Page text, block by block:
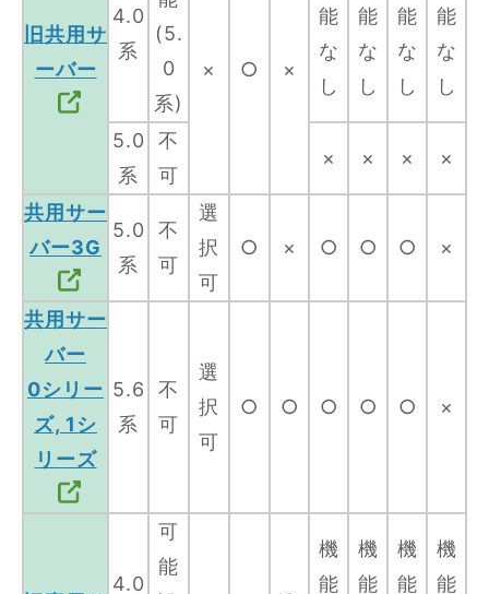
旧共用サ
ーバー
4.0
系
(5.
0
系)
× ○ ×
能
な
し
能
な
し
能
な
し
能
な
し
5.0
系
不
可
× × × ×
共用サー
バー3G
5.0
系
不
可
選
択
可
○ × ○ ○ ○ ×
共用サー
バー
0シリー
ズ, 1シ
リーズ
5.6
系
不
可
選
択
可
○ ○ ○ ○ ○ ×
4.0
可
能
機
能
機
能
機
能
機
能